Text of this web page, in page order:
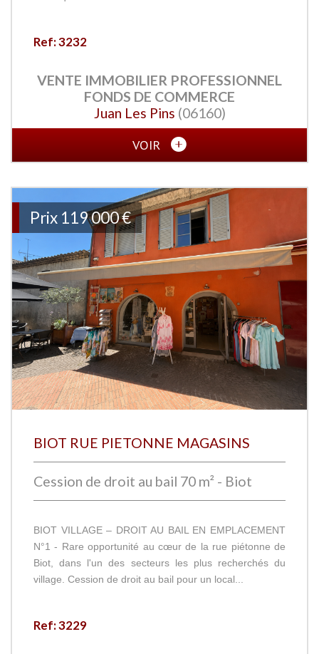
Ref: 3232
VENTE IMMOBILIER PROFESSIONNEL
FONDS DE COMMERCE
Juan Les Pins (06160)
VOIR
Prix 119 000 €
BIOT RUE PIETONNE MAGASINS
Cession de droit au bail 70 m² - Biot
BIOT VILLAGE – DROIT AU BAIL EN EMPLACEMENT
N°1 - Rare opportunité au cœur de la rue piétonne de
Biot, dans l'un des secteurs les plus recherchés du
village. Cession de droit au bail pour un local...
Ref: 3229